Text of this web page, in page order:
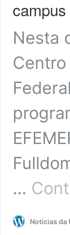
Nesta
…
Notícias da